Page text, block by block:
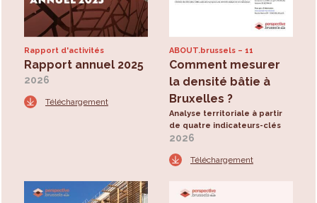
Rapport d'activités
Rapport annuel 2025
2026
Téléchargement
ABOUT.brussels 11
Comment mesurer
la densité bâtie à
Bruxelles ?
Analyse territoriale à partir
de quatre indicateurs-clés
2026
Téléchargement